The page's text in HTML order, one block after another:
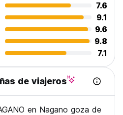
7.6
9.1
9.6
9.8
7.1
de viajeros
en Nagano goza de